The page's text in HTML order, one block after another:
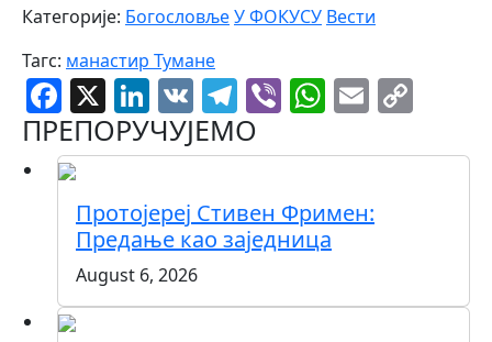
Категорије: БогословљеУ ФОКУСУ Вести
Тагс: манастир Тумане
Facebook
X LinkedIn
VK Telegram
Viber Email
ПРЕПОРУЧУЈЕМО
Протојереј Стивен Фримен:
Предање као заједница
August 6, 2026